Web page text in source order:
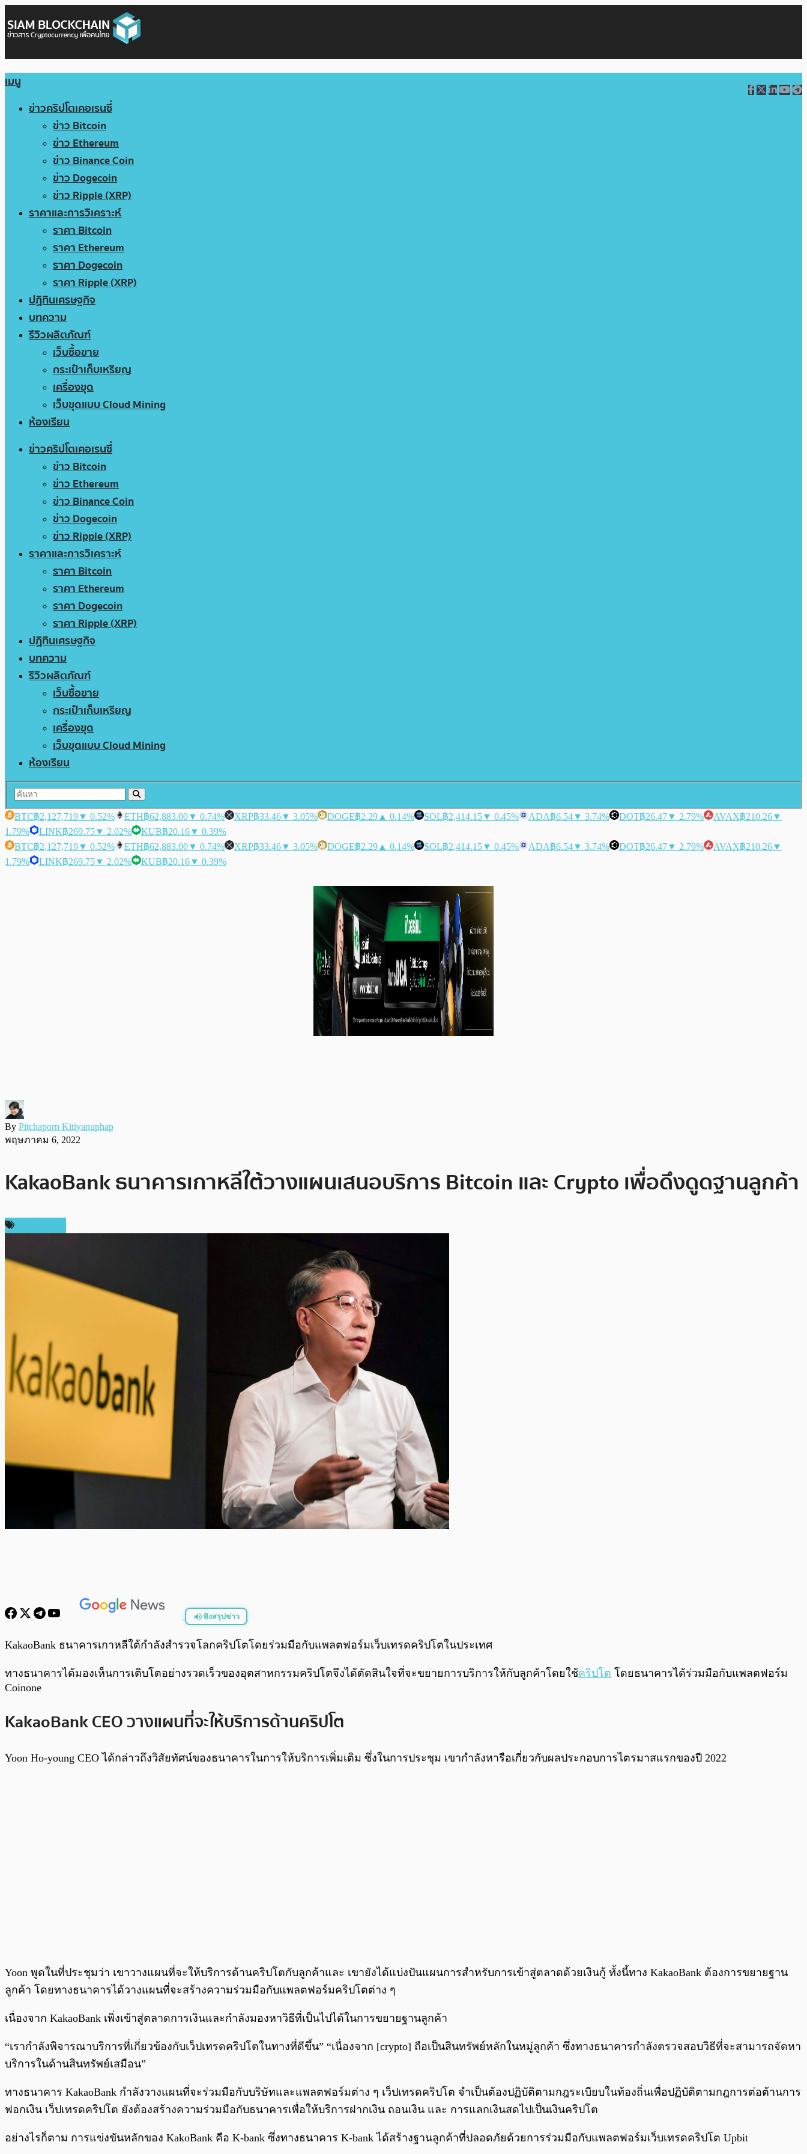
เมนู
ข่าวคริปโตเคอเรนซี่
ข่าว Bitcoin
ข่าว Ethereum
ข่าว Binance Coin
ข่าว Dogecoin
ข่าว Ripple (XRP)
ราคาและการวิเคราะห์
ราคา Bitcoin
ราคา Ethereum
ราคา Dogecoin
ราคา Ripple (XRP)
ปฏิทินเศรษฐกิจ
บทความ
รีวิวผลิตภัณฑ์
เว็บซื้อขาย
กระเป๋าเก็บเหรียญ
เครื่องขุด
เว็บขุดแบบ Cloud Mining
ห้องเรียน
ข่าวคริปโตเคอเรนซี่
ข่าว Bitcoin
ข่าว Ethereum
ข่าว Binance Coin
ข่าว Dogecoin
ข่าว Ripple (XRP)
ราคาและการวิเคราะห์
ราคา Bitcoin
ราคา Ethereum
ราคา Dogecoin
ราคา Ripple (XRP)
ปฏิทินเศรษฐกิจ
บทความ
รีวิวผลิตภัณฑ์
เว็บซื้อขาย
กระเป๋าเก็บเหรียญ
เครื่องขุด
เว็บขุดแบบ Cloud Mining
ห้องเรียน
BTC฿2,127,719▼ 0.52% ETH฿62,883.00▼ 0.74% XRP฿33.46▼ 3.05% DOGE฿2.29 ▲ 0.14% SOL฿2,414.15▼ 0.45% ADA฿6.54▼ 3.74% DOT฿26.47▼ 2.79% AVAX฿210.26▼
1.79%
LINK฿269.75▼ 2.02% KUB฿20.16▼ 0.39%
BTC฿2,127,719▼ 0.52% ETH฿62,883.00▼ 0.74% XRP฿33.46▼ 3.05% DOGE฿2.29 ▲ 0.14% SOL฿2,414.15▼ 0.45% ADA฿6.54▼ 3.74% DOT฿26.47▼ 2.79% AVAX฿210.26▼
1.79%
LINK฿269.75▼ 2.02% KUB฿20.16▼ 0.39%
By Pitchaporn Kitiyanuphap
พฤษภาคม 6, 2022
KakaoBank ธนาคารเกาหลีใต้วางแผนเสนอบริการ Bitcoin และ Crypto เพื่อดึงดูดฐานลูกค้า
ฟังสรุปข่าว
พร้อมเล่น
KakaoBank ธนาคารเกาหลีใต้กำลังสำรวจโลกคริปโตโดยร่วมมือกับแพลตฟอร์มเว็บเทรดคริปโตในประเทศ
ทางธนาคารได้มองเห็นการเติบโตอย่างรวดเร็วของอุตสาหกรรมคริปโตจึงได้ตัดสินใจที่จะขยายการบริการให้กับลูกค้าโดยใช้คริปโต โดยธนาคารได้ร่วมมือกับแพลตฟอร์ม
Coinone
KakaoBank CEO วางแผนที่จะให้บริการด้านคริปโต
Yoon Ho-young CEO ได้กล่าวถึงวิสัยทัศน์ของธนาคารในการให้บริการเพิ่มเติม ซึ่งในการประชุม เขากำลังหารือเกี่ยวกับผลประกอบการไตรมาสแรกของปี 2022
Yoon พูดในที่ประชุมว่า เขาวางแผนที่จะให้บริการด้านคริปโตกับลูกค้าและ เขายังได้แบ่งปันแผนการสำหรับการเข้าสู่ตลาดด้วยเงินกู้ ทั้งนี้ทาง KakaoBank ต้องการขยายฐาน
ลูกค้า โดยทางธนาคารได้วางแผนที่จะสร้างความร่วมมือกับแพลตฟอร์มคริปโตต่าง ๆ
เนื่องจาก KakaoBank เพิ่งเข้าสู่ตลาดการเงินและกำลังมองหาวิธีที่เป็นไปได้ในการขยายฐานลูกค้า
“เรากำลังพิจารณาบริการที่เกี่ยวข้องกับเว็ปเทรดคริปโตในทางที่ดีขึ้น” “เนื่องจาก [crypto] ถือเป็นสินทรัพย์หลักในหมู่ลูกค้า ซึ่งทางธนาคารกำลังตรวจสอบวิธีที่จะสามารถจัดหา
บริการในด้านสินทรัพย์เสมือน”
ทางธนาคาร KakaoBank กำลังวางแผนที่จะร่วมมือกับบริษัทและแพลตฟอร์มต่าง ๆ เว็ปเทรดคริปโต จำเป็นต้องปฏิบัติตามกฎระเบียบในท้องถิ่นเพื่อปฏิบัติตามกฎการต่อต้านการ
ฟอกเงิน เว็ปเทรดคริปโต ยังต้องสร้างความร่วมมือกับธนาคารเพื่อให้บริการฝากเงิน ถอนเงิน และ การแลกเงินสดไปเป็นเงินคริปโต
อย่างไรก็ตาม การแข่งขันหลักของ KakoBank คือ K-bank ซึ่งทางธนาคาร K-bank ได้สร้างฐานลูกค้าที่ปลอดภัยด้วยการร่วมมือกับแพลตฟอร์มเว็บเทรดคริปโต Upbit